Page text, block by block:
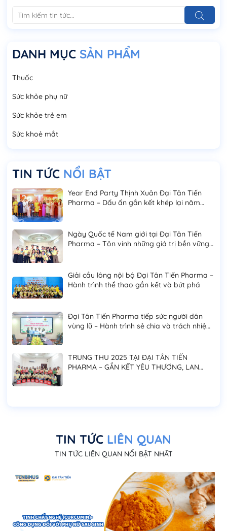
DANH MỤC SẢN PHẨM
Thuốc
Sức khỏe phụ nữ
Sức khỏe trẻ em
Sức khoẻ mắt
TIN TỨC NỔI BẬT
Year End Party Thịnh Xuân Đại Tân Tiến
Pharma – Dấu ấn gắn kết khép lại năm
Ngày Quốc tế Nam giới tại Đại Tân Tiến
Pharma – Tôn vinh những giá trị bền vững
Giải cầu lông nội bộ Đại Tân Tiến Pharma –
Hành trình thể thao gắn kết và bứt phá
Đại Tân Tiến Pharma tiếp sức người dân
vùng lũ – Hành trình sẻ chia và trách nhiệm
TRUNG THU 2025 TẠI ĐẠI TÂN TIẾN
PHARMA – GẮN KẾT YÊU THƯƠNG, LAN
TIN TỨC LIÊN QUAN
TIN TỨC LIÊN QUAN NỔI BẬT NHẤT